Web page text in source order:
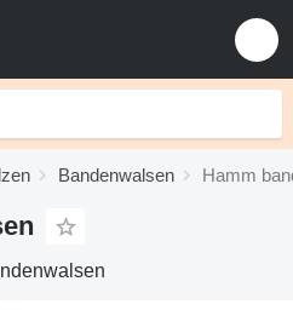
Bandenwalsen Hamm